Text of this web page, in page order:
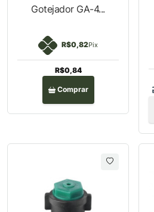
Gotejador GA-4...
R$0,82Pix
R$0,84
Comprar